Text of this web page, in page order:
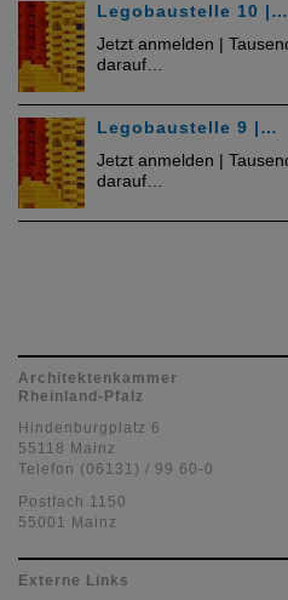
Legobaustelle 10 |…
Jetzt anmelden |
darauf…
Legobaustelle 9 |…
Jetzt anmelden |
darauf…
Architektenkammer
Rheinland-Pfalz
Hindenburgplatz 6
55118 Mainz
Telefon (06131) / 99 60-0
Postfach 1150
55001 Mainz
Externe Links